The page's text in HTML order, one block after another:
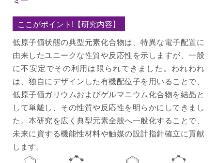
ここがポイント!【研究内容】
低原子価状態の典型元素化合物は、特異な電子配置に
由来したユニークな性質や反応性を示しますが、一般
に不安定でその利用は限られてきました。われわれ
は、独自にデザインした有機配位子を用いることで、
低原子価ガリウムおよびゲルマニウム化合物を結晶と
して単離し、その性質や反応性を明らかにしてきまし
た。本研究を広く典型元素全般へ一般化することで、
未来に資する機能性材料や触媒の設計指針確立に貢献
します。